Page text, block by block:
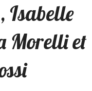
Isabelle
Morelli et